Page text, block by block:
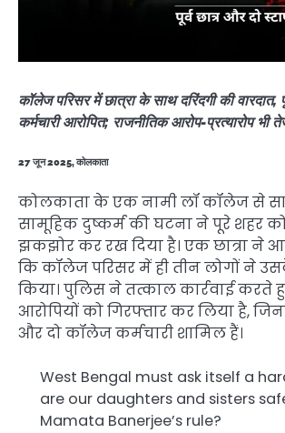
कॉलेज परिसर में छात्रा के साथ दरिंदगी की वारदात,
कर्मचारी आरोपित; राजनीतिक आरोप-प्रत्यारोप भी
27 जून 2025, कोलकाता
कोलकाता के एक नामी लॉ कॉलेज से
सामूहिक दुष्कर्म की घटना ने पूरे शहर
झकझोर कर रख दिया है। एक छात्रा ने
कि कॉलेज परिसर में ही तीन लोगों ने
किया। पुलिस ने तत्काल कार्रवाई करते
आरोपियों को गिरफ्तार कर लिया है,
और दो कॉलेज कर्मचारी शामिल हैं।
West Bengal must ask itself a
are our daughters and sisters
Mamata Banerjee’s rule?